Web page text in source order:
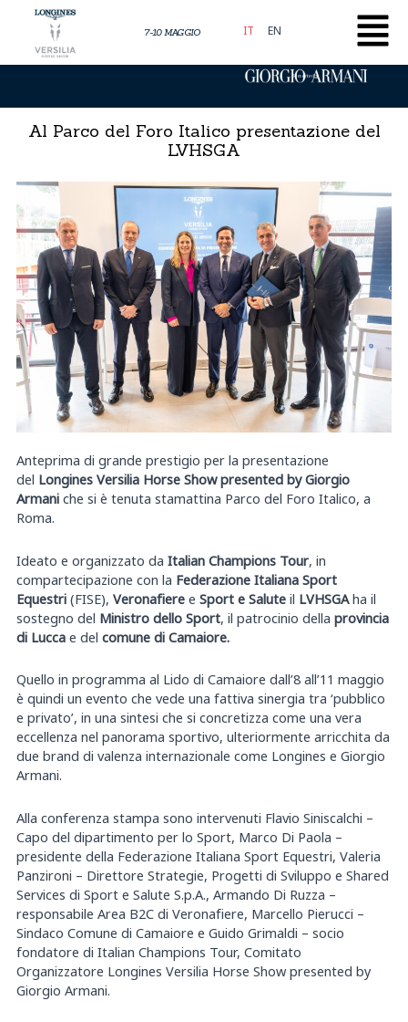
contenuto
7-10 MAGGIO IT EN
Presented by
Al Parco del Foro Italico presentazione del
LVHSGA
Anteprima di grande prestigio per la presentazione
del Longines Versilia Horse Show presented by Giorgio
Armani che si è tenuta stamattina Parco del Foro Italico, a
Roma.
Ideato e organizzato da Italian Champions Tour, in
compartecipazione con la Federazione Italiana Sport
Equestri (FISE), Veronafieree Sport e Salute il LVHSGAha il
sostegno del Ministro dello Sport, il patrocinio della provincia
di Luccae del comune di Camaiore.
Quello in programma al Lido di Camaiore dall’8 all’11 maggio
è quindi un evento che vede una fattiva sinergia tra ‘pubblico
e privato’, in una sintesi che si concretizza come una vera
eccellenza nel panorama sportivo, ulteriormente arricchita da
due brand di valenza internazionale come Longines e Giorgio
Armani.
Alla conferenza stampa sono intervenuti Flavio Siniscalchi –
Capo del dipartimento per lo Sport, Marco Di Paola –
presidente della Federazione Italiana Sport Equestri, Valeria
Panzironi – Direttore Strategie, Progetti di Sviluppo e Shared
Services di Sport e Salute S.p.A., Armando Di Ruzza –
responsabile Area B2C di Veronafiere, Marcello Pierucci –
Sindaco Comune di Camaiore e Guido Grimaldi – socio
fondatore di Italian Champions Tour, Comitato
Organizzatore Longines Versilia Horse Show presented by
Giorgio Armani.